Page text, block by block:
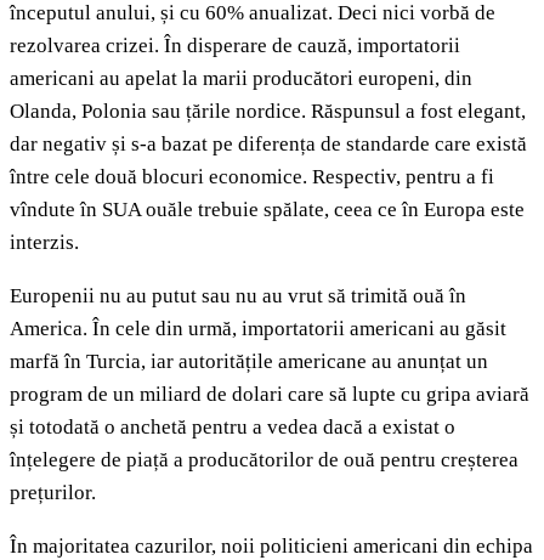
începutul anului, și cu 60% anualizat. Deci nici vorbă de
rezolvarea crizei. În disperare de cauză, importatorii
americani au apelat la marii producători europeni, din
Olanda, Polonia sau țările nordice. Răspunsul a fost elegant,
dar negativ și s-a bazat pe diferența de standarde care există
între cele două blocuri economice. Respectiv, pentru a fi
vîndute în SUA ouăle trebuie spălate, ceea ce în Europa este
interzis.
Europenii nu au putut sau nu au vrut să trimită ouă în
America. În cele din urmă, importatorii americani au găsit
marfă în Turcia, iar autoritățile americane au anunțat un
program de un miliard de dolari care să lupte cu gripa aviară
și totodată o anchetă pentru a vedea dacă a existat o
înțelegere de piață a producătorilor de ouă pentru creșterea
prețurilor.
În majoritatea cazurilor, noii politicieni americani din echipa